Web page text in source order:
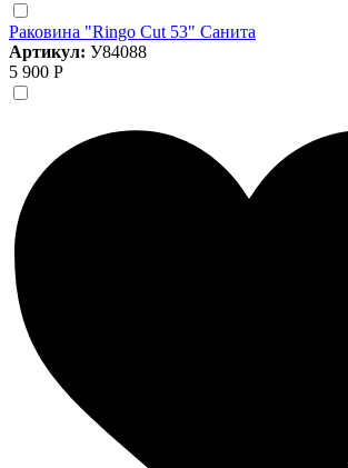
Раковина "Ringo Cut 53" Санита
Артикул: У84088
5 900 Р